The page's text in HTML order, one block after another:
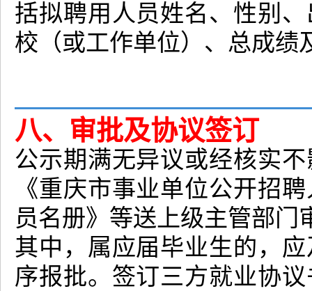
括拟聘用人员姓名、性别
校（或工作单位）、总成绩
八、审批及协议签订
公示期满无异议或经核实
《重庆市事业单位公开招
员名册》等送上级主管部
其中，属应届毕业生的，
序报批。签订三方就业协